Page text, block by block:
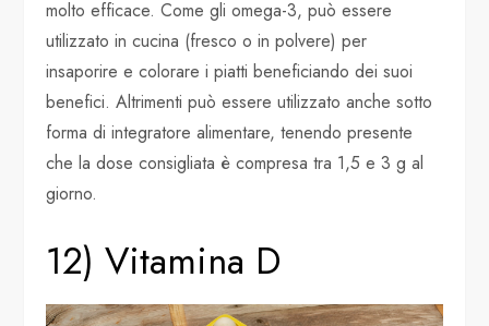
molto efficace. Come gli omega-3, può essere
utilizzato in cucina (fresco o in polvere) per
insaporire e colorare i piatti beneficiando dei suoi
benefici. Altrimenti può essere utilizzato anche sotto
forma di integratore alimentare, tenendo presente
che la dose consigliata è compresa tra 1,5 e 3 g al
giorno.
12) Vitamina D